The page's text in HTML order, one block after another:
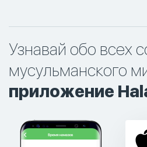
Узнавай обо всех
мусульманского
приложение